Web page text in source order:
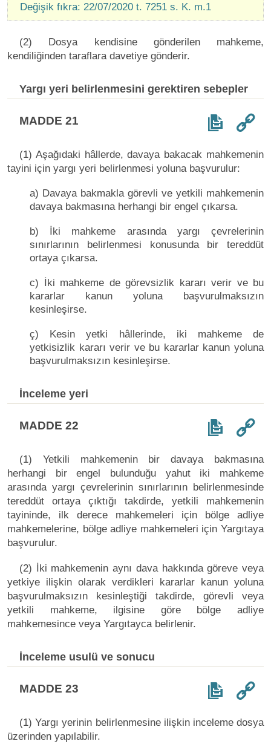
Değişik fıkra: 22/07/2020 t. 7251 s. K. m.1
(2) Dosya kendisine gönderilen mahkeme,
kendiliğinden taraflara davetiye gönderir.
Yargı yeri belirlenmesini gerektiren sebepler
MADDE 21
(1) Aşağıdaki hâllerde, davaya bakacak mahkemenin
tayini için yargı yeri belirlenmesi yoluna başvurulur:
a) Davaya bakmakla görevli ve yetkili mahkemenin
davaya bakmasına herhangi bir engel çıkarsa.
b) İki mahkeme arasında yargı çevrelerinin
sınırlarının belirlenmesi konusunda bir tereddüt
ortaya çıkarsa.
c) İki mahkeme de görevsizlik kararı verir ve bu
kararlar kanun yoluna başvurulmaksızın
kesinleşirse.
ç) Kesin yetki hâllerinde, iki mahkeme de
yetkisizlik kararı verir ve bu kararlar kanun yoluna
başvurulmaksızın kesinleşirse.
İnceleme yeri
MADDE 22
(1) Yetkili mahkemenin bir davaya bakmasına
herhangi bir engel bulunduğu yahut iki mahkeme
arasında yargı çevrelerinin sınırlarının belirlenmesinde
tereddüt ortaya çıktığı takdirde, yetkili mahkemenin
tayininde, ilk derece mahkemeleri için bölge adliye
mahkemelerine, bölge adliye mahkemeleri için Yargıtaya
başvurulur.
(2) İki mahkemenin aynı dava hakkında göreve veya
yetkiye ilişkin olarak verdikleri kararlar kanun yoluna
başvurulmaksızın kesinleştiği takdirde, görevli veya
yetkili mahkeme, ilgisine göre bölge adliye
mahkemesince veya Yargıtayca belirlenir.
İnceleme usulü ve sonucu
MADDE 23
(1) Yargı yerinin belirlenmesine ilişkin inceleme dosya
üzerinden yapılabilir.